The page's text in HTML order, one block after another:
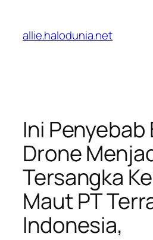
konten
allie.halodunia.net
Ini Penyebab
Drone
Tersangka
Maut PT
Indonesia,